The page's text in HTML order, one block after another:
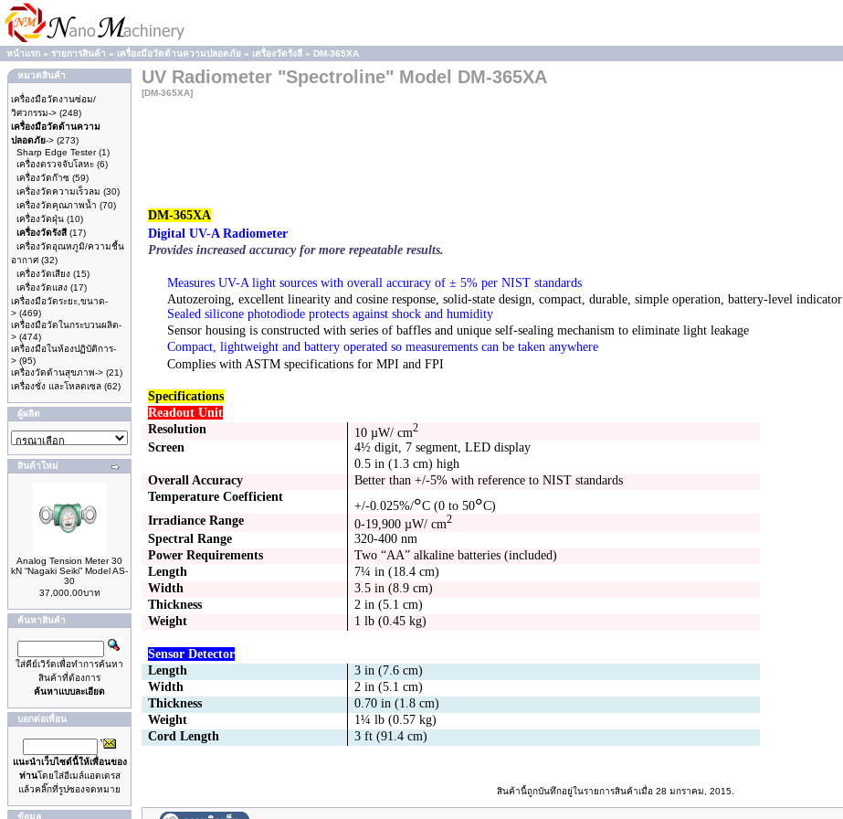
หน้าแรก » รายการสินค้า » เครื่องมือวัดด้านความปลอดภัย » เครื่องวัดรังสี » DM-365XA
หมวดสินค้า
เครื่องมือวัดงานซ่อม/
วิศวกรรม-> (248)
เครื่องมือวัดด้านความ
ปลอดภัย-> (273)
Sharp Edge Tester(1)
เครื่องตรวจจับโลหะ (6)
เครื่องวัดก๊าซ (59)
เครื่องวัดความเร็วลม (30)
เครื่องวัดคุณภาพน้ำ (70)
เครื่องวัดฝุ่น (10)
เครื่องวัดรังสี(17)
เครื่องวัดอุณหภูมิ/ความชื้น
อากาศ (32)
เครื่องวัดเสียง (15)
เครื่องวัดแสง (17)
เครื่องมือวัดระยะ,ขนาด-
> (469)
เครื่องมือวัดในกระบวนผลิต-
> (474)
เครื่องมือในห้องปฏิบัติการ-
> (95)
เครื่องวัดด้านสุขภาพ-> (21)
เครื่องชั่ง และโหลดเซล (62)
ผู้ผลิต
สินค้าใหม่
Analog Tension Meter 30
kN “Nagaki Seiki” Model AS-
30
37,000.00บาท
ค้นหาสินค้า
ใส่คีย์เวิร์ดเพื่อทำการค้นหา
สินค้าที่ต้องการ
ค้นหาแบบละเอียด
บอกต่อเพื่อน
แนะนำเว็บไซด์นี้ให้เพื่อนของ
ท่านโดยใส่อีเมล์แอดเดรส
แล้วคลิ๊กที่รูปซองจดหมาย
ข้อมูล
UV Radiometer "Spectroline" Model DM-365XA
[DM-365XA]
DM-365XA
Digital UV-A Radiometer
Provides increased accuracy for more repeatable results.
Measures UV-A light sources with overall accuracy of ± 5% per NIST standards
Autozeroing, excellent linearity and cosine response, solid-state design, compact, durable, simple operation, battery-level indicator
Sealed silicone photodiode protects against shock and humidity
Sensor housing is constructed with series of baffles and unique self-sealing mechanism to eliminate light leakage
Compact, lightweight and battery operated so measurements can be taken anywhere
Complies with ASTM specifications for MPI and FPI
Specifications
Readout Unit
Resolution
10 µW/ cm2
Screen
4½ digit, 7 segment, LED display
0.5 in (1.3 cm) high
Overall Accuracy
Better than +/-5% with reference to NIST standards
Temperature Coefficient
+/-0.025%/๐C (0 to 50๐C)
Irradiance Range
0-19,900 µW/ cm2
Spectral Range
320-400 nm
Power Requirements
Two “AA” alkaline batteries (included)
Length
7¼ in (18.4 cm)
Width
3.5 in (8.9 cm)
Thickness
2 in (5.1 cm)
Weight
1 lb (0.45 kg)
Sensor Detector
Length
3 in (7.6 cm)
Width
2 in (5.1 cm)
Thickness
0.70 in (1.8 cm)
Weight
1¼ lb (0.57 kg)
Cord Length
3 ft (91.4 cm)
สินค้านี้ถูกบันทึกอยู่ในรายการสินค้าเมื่อ 28 มกราคม, 2015.